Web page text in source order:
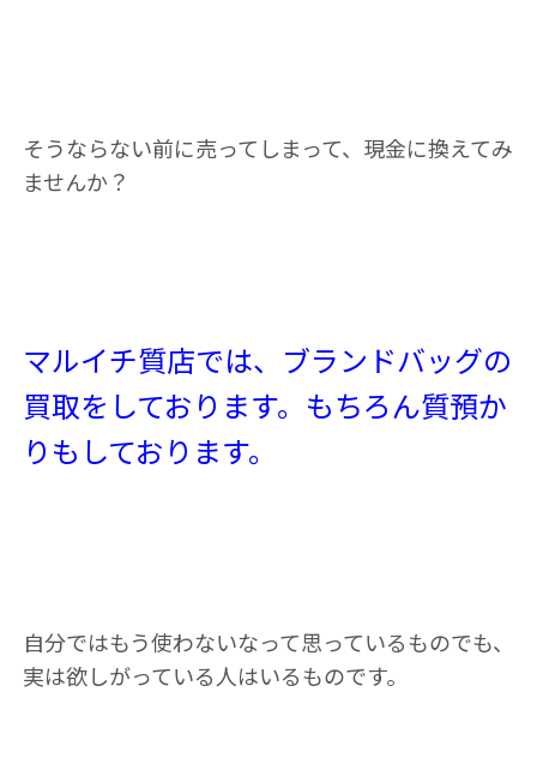
そうならない前に売ってしまって、現金に換えてみ
ませんか？
マルイチ質店では、ブランドバッグの
買取をしております。もちろん質預か
りもしております。
自分ではもう使わないなって思っているものでも、
実は欲しがっている人はいるものです。